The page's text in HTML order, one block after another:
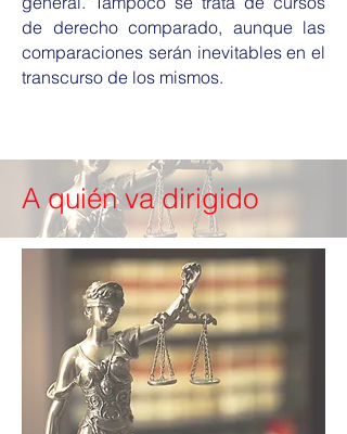
de derecho comparado, aunque las
comparaciones serán inevitables en el
transcurso de los mismos.
A quién va dirigido